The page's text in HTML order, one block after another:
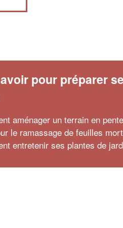
pour préparer
aménager un terrain en
le ramassage de feuilles
entretenir ses plantes de